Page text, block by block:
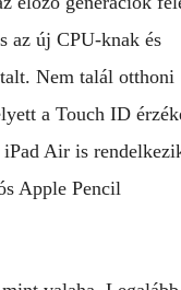
az új CPU-knak és
Nem talál otthoni
a Touch ID
iPad Air is
Apple Pencil